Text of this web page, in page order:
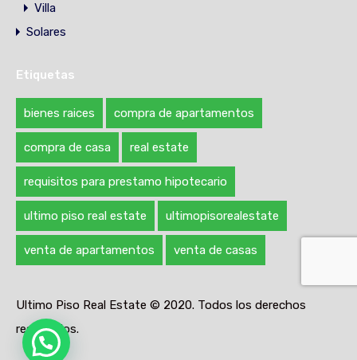
Villa
Solares
Etiquetas
bienes raices compra de apartamentos
compra de casa real estate
requisitos para prestamo hipotecario
ultimo piso real estate ultimopisorealestate
venta de apartamentos venta de casas
Ultimo Piso Real Estate © 2020. Todos los derechos
reservados.